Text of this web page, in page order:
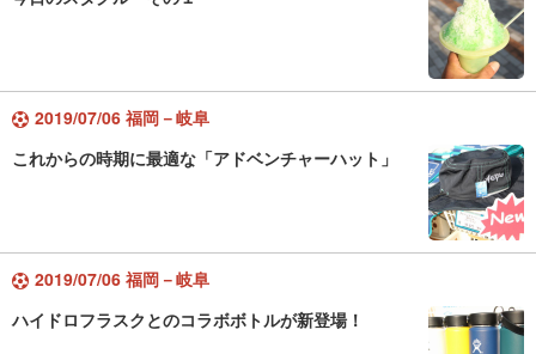
2019/07/06 福岡－岐阜
これからの時期に最適な「アドベンチャーハット」
2019/07/06 福岡－岐阜
ハイドロフラスクとのコラボボトルが新登場！